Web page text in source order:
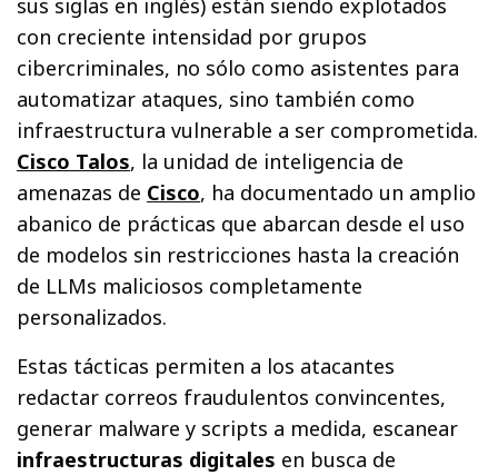
con creciente intensidad por grupos
cibercriminales, no sólo como asistentes para
automatizar ataques, sino también como
infraestructura vulnerable a ser comprometida.
Cisco Talos, la unidad de inteligencia de
amenazas de Cisco, ha documentado un amplio
abanico de prácticas que abarcan desde el uso
de modelos sin restricciones hasta la creación
de LLMs maliciosos completamente
personalizados.
Estas tácticas permiten a los atacantes
redactar correos fraudulentos convincentes,
generar malware y scripts a medida, escanear
infraestructuras digitales en busca de